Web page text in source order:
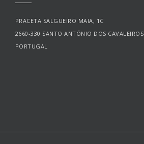
PRACETA SALGUEIRO MAIA, 1C
2660-330 SANTO ANTÓNIO DOS CAVALEIROS
PORTUGAL